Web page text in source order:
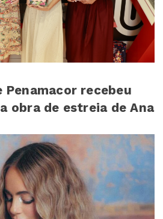
Penamacor recebeu
obra de estreia de Ana